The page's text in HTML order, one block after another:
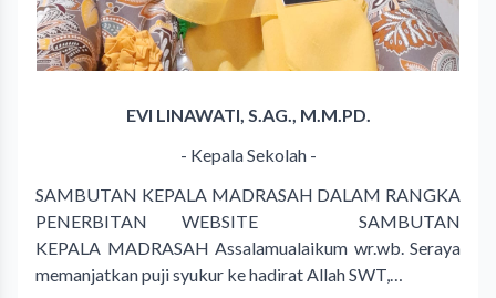
EVI LINAWATI, S.AG., M.M.PD.
- Kepala Sekolah -
SAMBUTAN KEPALA MADRASAH DALAM RANGKA
PENERBITAN WEBSITE SAMBUTAN
KEPALA MADRASAH Assalamualaikum wr.wb. Seraya
memanjatkan puji syukur ke hadirat Allah SWT,…